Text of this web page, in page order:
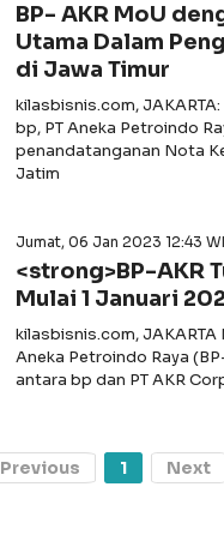
BP- AKR MoU
Utama Dalam
di Jawa Timur
kilasbisnis.com,
bp, PT Aneka Petroindo
penandatanganan Nota
Jatim
Jumat, 06 Jan 2023 12:43
<strong>BP-AKR
Mulai 1 Januari
kilasbisnis.com,
Aneka Petroindo Raya
antara bp dan PT AKR
Previous 1 Next